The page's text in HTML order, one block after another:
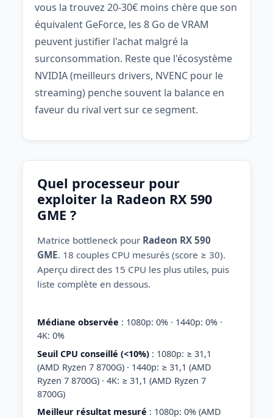
vous la trouvez 20-30€ moins chère que son
équivalent GeForce, les 8 Go de VRAM
peuvent justifier l'achat malgré la
surconsommation. Reste que l'écosystème
NVIDIA (meilleurs drivers, NVENC pour le
streaming) penche souvent la balance en
faveur du rival vert sur ce segment.
Quel processeur pour
exploiter la Radeon RX 590
GME ?
Matrice bottleneck pour Radeon RX 590
GME. 18 couples CPU mesurés (score ≥ 30).
Aperçu direct des 15 CPU les plus utiles, puis
liste complète en dessous.
Médiane observée : 1080p: 0% · 1440p: 0% ·
4K: 0%
Seuil CPU conseillé (<10%) : 1080p: ≥ 31,1
(AMD Ryzen 7 8700G) · 1440p: ≥ 31,1 (AMD
Ryzen 7 8700G) · 4K: ≥ 31,1 (AMD Ryzen 7
8700G)
Meilleur résultat mesuré : 1080p: 0% (AMD